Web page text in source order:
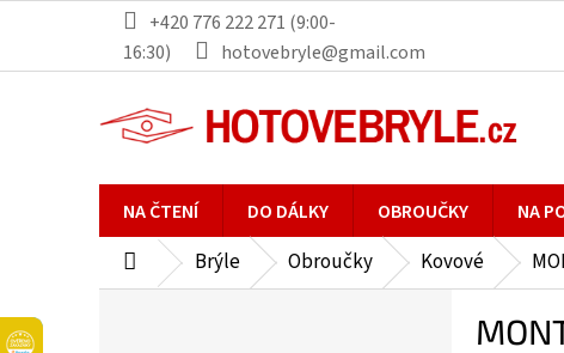
obsah
+420 776 222 271 (9:00-
16:30)
hotovebryle@gmail.com
NA ČTENÍ DO DÁLKY OBROUČKY NA
DomůBrýle Obroučky Kovové